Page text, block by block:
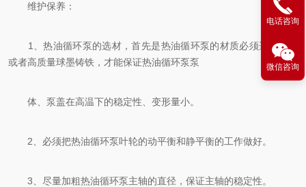
维护保养：
1、热油循环泵的选材，首先是热油循环泵的材质必须选择铸钢
或者高质量球墨铸铁，才能保证热油循环泵泵
体、泵盖在高温下的稳定性、变形量小。
2、必须把热油循环泵叶轮的动平衡和静平衡的工作做好。
3、尽量加粗热油循环泵主轴的直径，保证主轴的稳定性。
电话咨询
微信咨询